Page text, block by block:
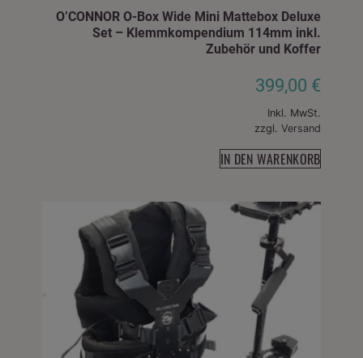
O’CONNOR O-Box Wide Mini Mattebox Deluxe
Set – Klemmkompendium 114mm inkl.
Zubehör und Koffer
399,00 €
Inkl. MwSt.
zzgl.Versand
IN DEN WARENKORB